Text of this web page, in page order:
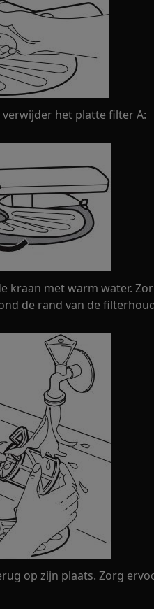
het platte filter A:
kraan met warm water.
de rand van de
op zijn plaats. Zorg